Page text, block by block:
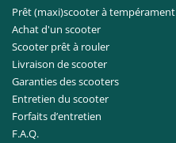
Prêt (maxi)scooter à tempérament
Achat d'un scooter
Scooter prêt à rouler
Livraison de scooter
Garanties des scooters
Entretien du scooter
Forfaits d’entretien
F.A.Q.